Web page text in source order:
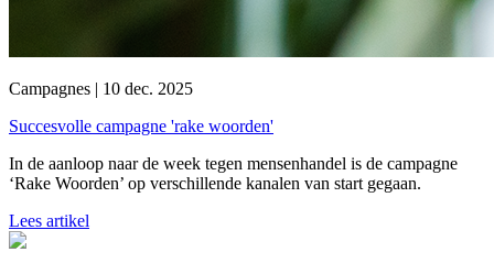
Campagnes | 10 dec. 2025
Succesvolle campagne 'rake woorden'
In de aanloop naar de week tegen mensenhandel is de campagne
‘Rake Woorden’ op verschillende kanalen van start gegaan.
Lees artikel